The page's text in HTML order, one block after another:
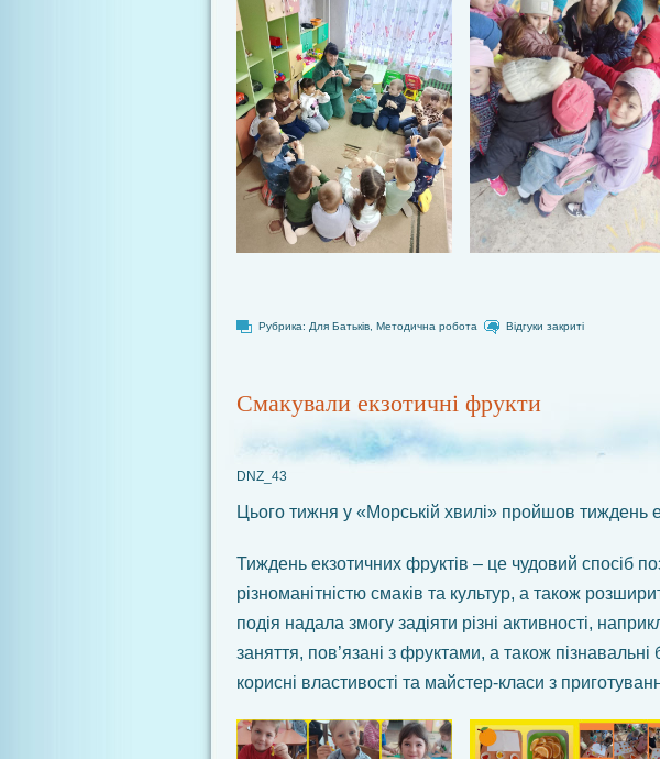
Рубрика: Для Батьків Методична робота Відгуки закриті
Смакували екзотичні фрукти
DNZ_43
Цього тижня у «Морській хвилі» пройшов тиждень
Тиждень екзотичних фруктів – це чудовий спосіб
різноманітністю смаків та культур, а також
подія надала змогу задіяти різні активності,
заняття, пов’язані з фруктами, а також
корисні властивості та майстер-класи з